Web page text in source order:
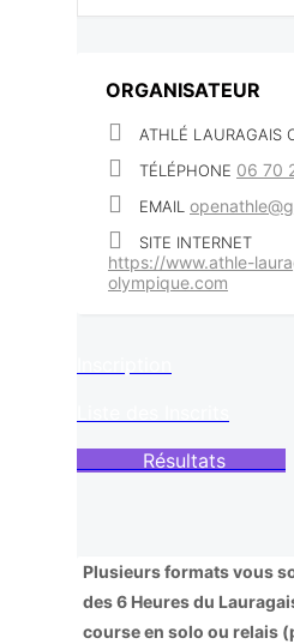
ORGANISATEUR
ATHLÉ LAURAGAIS
TÉLÉPHONE 06 70
EMAIL
SITE INTERNET
https://www.athle-
olympique.com
Résultats
Plusieurs formats vous
des 6 Heures du
course en solo ou relais